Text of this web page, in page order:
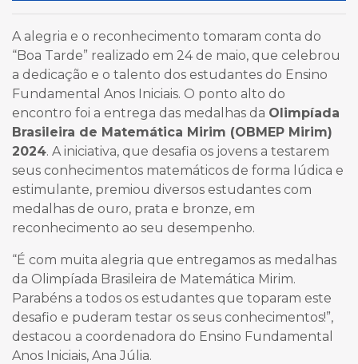
A alegria e o reconhecimento tomaram conta do
“Boa Tarde” realizado em 24 de maio, que celebrou
a dedicação e o talento dos estudantes do Ensino
Fundamental Anos Iniciais. O ponto alto do
encontro foi a entrega das medalhas da Olimpíada
Brasileira de Matemática Mirim (OBMEP Mirim)
2024. A iniciativa, que desafia os jovens a testarem
seus conhecimentos matemáticos de forma lúdica e
estimulante, premiou diversos estudantes com
medalhas de ouro, prata e bronze, em
reconhecimento ao seu desempenho.
“É com muita alegria que entregamos as medalhas
da Olimpíada Brasileira de Matemática Mirim.
Parabéns a todos os estudantes que toparam este
desafio e puderam testar os seus conhecimentos!”,
destacou a coordenadora do Ensino Fundamental
Anos Iniciais, Ana Júlia.